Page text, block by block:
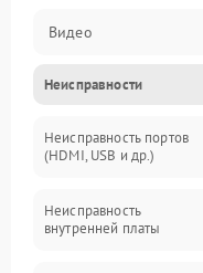
Видео
Сенсор
Сенсорный экран
Неисправности
Неисправность портов
(HDMI, USB и др.)
Неисправность
внутренней платы